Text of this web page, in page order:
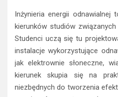
Inżynieria energii odnawialnej
kierunków studiów
Studenci uczą się tu
instalacje wykorzystujące
jak elektrownie słoneczne,
kierunek skupia się na
niezbędnych do tworzenia